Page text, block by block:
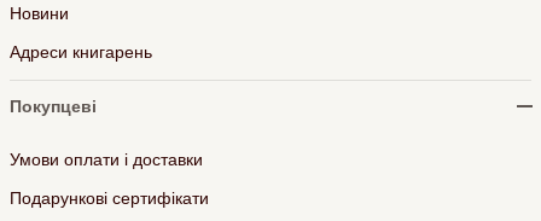
Новини
Адреси книгарень
Покупцеві
Умови оплати і доставки
Подарункові сертифікати